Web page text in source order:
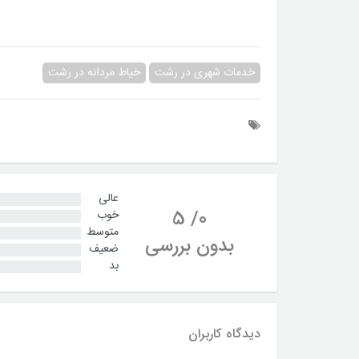
خدمات شهری در رشت خیاط مردانه در رشت
0
/
5
بدون بررسی
عالی
خوب
متوسط
ضعیف
بد
دیدگاه کاربران